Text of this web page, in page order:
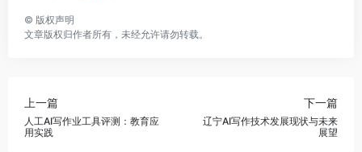
© 版权声明
文章版权归作者所有，未经允许请勿转载。
上一篇
人工AI写作业工具评测：教育应
用实践
下一篇
辽宁AI写作技术发展现状与未来
展望